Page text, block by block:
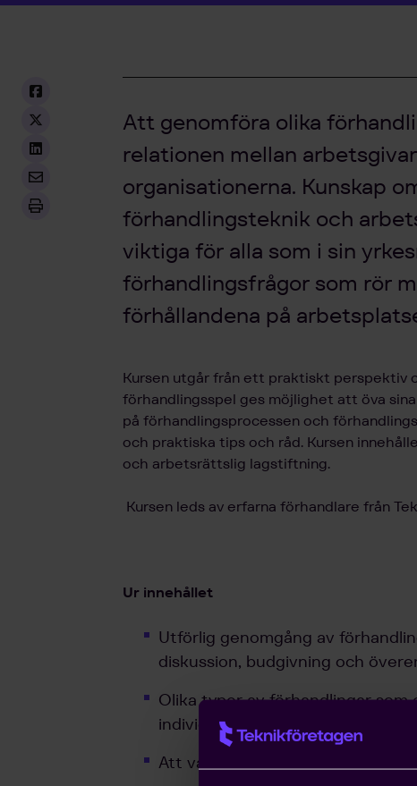
Att genomföra olika
relationen mellan
organisationerna. Kunskap
förhandlingsteknik och
viktiga för alla som i sin
förhandlingsfrågor som rör
förhållandena på
Kursen utgår från ett praktiskt perspektiv
förhandlingsspel ges möjlighet att öva
på förhandlingsprocessen och
och praktiska tips och råd. Kursen
och arbetsrättslig lagstiftning.
Kursen leds av erfarna förhandlare från
Ur innehållet
Utförlig genomgång av
diskussion, budgivning och
Olika typer av förhandlingar
individärenden och lönerevision
Att vara förhandlingsledare